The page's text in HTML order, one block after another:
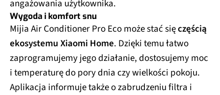
angażowania użytkownika.
Wygoda i komfort snu
Mijia Air Conditioner Pro Eco może stać sięczęścią
ekosystemu Xiaomi Home. Dzięki temu łatwo
zaprogramujemy jego działanie, dostosujemy moc
i temperaturę do pory dnia czy wielkości pokoju.
Aplikacja informuje także o zabrudzeniu filtra i